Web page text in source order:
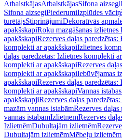
AtbalstkājasAtbalstkājasSifona aizsegi
Sifona aizsegiPiederumiIzplūdes
turētājsStiprinājumiDekoratīvās
apakšskapiRoku mazgāšanas
apakšskapiRezerves daļas
komplekti ar apakšskapiIzlietnes
daļas paredzētas: Izlietnes komplekti
komplekti ar apakšskapiRezerves
komplekti ar apakšskapiIebūvējamas
apakšskapiRezerves daļas
komplekti ar apakšskapiVannas
apakšskapjiRezerves daļas
mazām vannas istabāmRezerves daļas
vannas istabāmIzlietnēmRezerves
IzlietnēmDubultajām izlietnēm
Dubultajām izlietnēmMēbeļu izlietnēm